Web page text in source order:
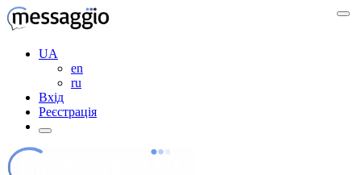
UA
en
ru
Вхід
Реєстрація